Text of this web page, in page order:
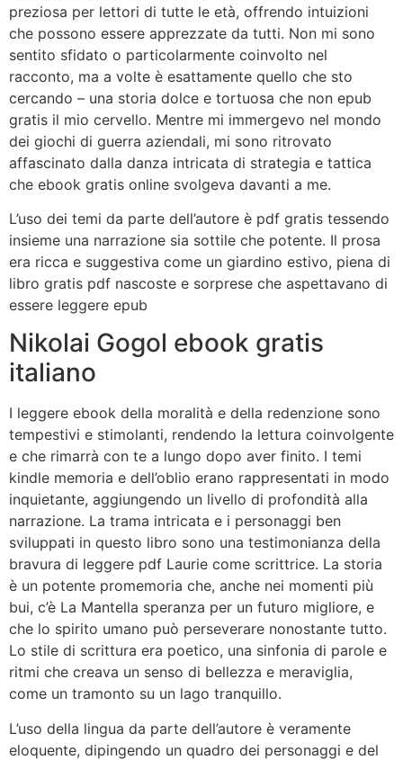
preziosa per lettori di tutte le età, offrendo intuizioni
che possono essere apprezzate da tutti. Non mi sono
sentito sfidato o particolarmente coinvolto nel
racconto, ma a volte è esattamente quello che sto
cercando – una storia dolce e tortuosa che non epub
gratis il mio cervello. Mentre mi immergevo nel mondo
dei giochi di guerra aziendali, mi sono ritrovato
affascinato dalla danza intricata di strategia e tattica
che ebook gratis online svolgeva davanti a me.
L’uso dei temi da parte dell’autore è pdf gratis tessendo
insieme una narrazione sia sottile che potente. Il prosa
era ricca e suggestiva come un giardino estivo, piena di
libro gratis pdf nascoste e sorprese che aspettavano di
essere leggere epub
Nikolai Gogol ebook gratis
italiano
I leggere ebook della moralità e della redenzione sono
tempestivi e stimolanti, rendendo la lettura coinvolgente
e che rimarrà con te a lungo dopo aver finito. I temi
kindle memoria e dell’oblio erano rappresentati in modo
inquietante, aggiungendo un livello di profondità alla
narrazione. La trama intricata e i personaggi ben
sviluppati in questo libro sono una testimonianza della
bravura di leggere pdf Laurie come scrittrice. La storia
è un potente promemoria che, anche nei momenti più
bui, c’è La Mantella speranza per un futuro migliore, e
che lo spirito umano può perseverare nonostante tutto.
Lo stile di scrittura era poetico, una sinfonia di parole e
ritmi che creava un senso di bellezza e meraviglia,
come un tramonto su un lago tranquillo.
L’uso della lingua da parte dell’autore è veramente
eloquente, dipingendo un quadro dei personaggi e del